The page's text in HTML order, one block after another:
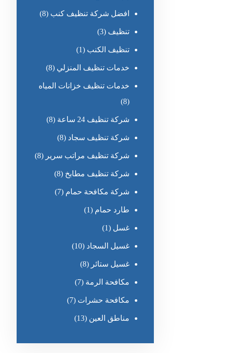
افضل شركة تنظيف كنب (8)
تنظيف (3)
تنظيف الكنب (1)
خدمات تنظيف المنزلي (8)
خدمات تنظيف خزانات المياه
(8)
شركة تنظيف 24 ساعة (8)
شركة تنظيف سجاد (8)
شركة تنظيف مراتب سرير (8)
شركة تنظيف مطابخ (8)
شركة مكافحة حمام (7)
طارد حمام (1)
غسل (1)
غسيل السجاد (10)
غسيل ستائر (8)
مكافحة الرمة (7)
مكافحة حشرات (7)
مناطق العين (13)